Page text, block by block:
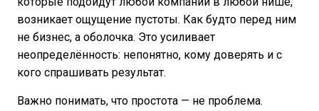
возникает ощущение пустоты. Как будто перед ним
не бизнес, а оболочка. Это усиливает
неопределённость: непонятно, кому доверять и с
кого спрашивать результат.
Важно понимать, что простота — не проблема.